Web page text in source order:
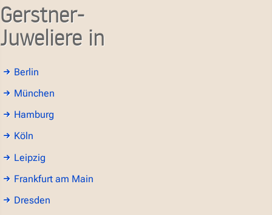
Gerstner-
Juweliere in
Berlin
München
Hamburg
Köln
Leipzig
Frankfurt am Main
Dresden